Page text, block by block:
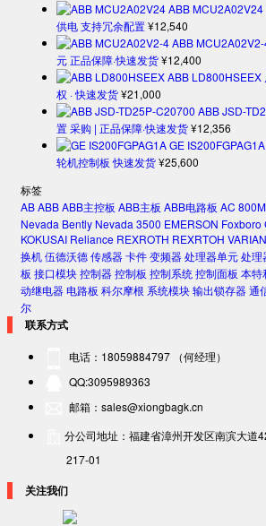
ABB
供电 支持冗余配置¥12,540
ABB
元 正品保障·快速发货¥12,400
ABB LD800HSEEX
权 · 快速发货¥21,000
ABB JSD-
置 采购 | 正品保障·快速发货¥12,356
GE
轮机控制板 快速发货¥25,600
标签
ABABBABB主控板 ABB主板 ABB电路板 AC
Nevada Bently Nevada 3500 EMERSON Foxboro
KOKUSAI Reliance REXROTH REXRTOH VARIAN
换机伍德沃德传感器卡件变频器处理器单元处理
板 接口模块控制器控制板 控制系统控制面板 本特
动继电器电路板 科尔摩根 系统模块输出锁存器通
尔
联系方式
电话：18059884797 （何经理）
QQ:3095989363
邮箱：sales@xiongbagk.cn
分公司地址：福建省漳州开发区南滨大道
217-01
关注我们